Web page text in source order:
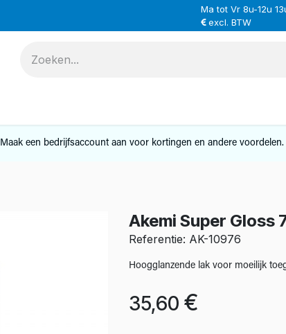
Ma tot Vr 8u-12u
excl. BTW
Maak een bedrijfsaccount aan voor kortingen en andere voordelen.
Akemi Super Gloss
Referentie: AK-10976
Hoogglanzende lak voor moeilijk
35,60 €